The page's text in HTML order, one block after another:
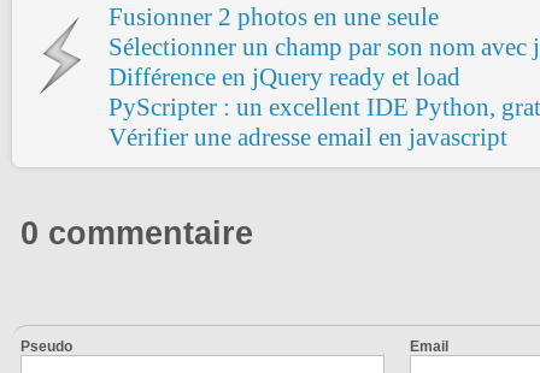
Fusionner 2 photos en une seule
Sélectionner un champ par son nom avec
Différence en jQuery ready et load
PyScripter : un excellent IDE Python,
Vérifier une adresse email en javascript
0 commentaire
Pseudo Email